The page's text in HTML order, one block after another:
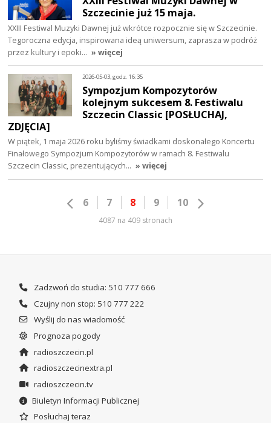
Szczecinie już 15 maja.
XXIII Festiwal Muzyki Dawnej już wkrótce rozpocznie się w Szczecinie.
Tegoroczna edycja, inspirowana ideą uniwersum, zaprasza w podróż
przez kultury i epoki… » więcej
2026-05-03, godz. 16:35
Sympozjum Kompozytorów
kolejnym sukcesem 8. Festiwalu
Szczecin Classic [POSŁUCHAJ,
ZDJĘCIA]
W piątek, 1 maja 2026 roku byliśmy świadkami doskonałego Koncertu
Finałowego Sympozjum Kompozytorów w ramach 8. Festiwalu
Szczecin Classic, prezentujących… » więcej
6 7 8 9 10
4087 na 409 stronach
Zadzwoń do studia: 510 777 666
Czujny non stop: 510 777 222
Wyślij do nas wiadomość
Prognoza pogody
radioszczecin.pl
radioszczecinextra.pl
radioszczecin.tv
Biuletyn Informacji Publicznej
Posłuchaj teraz